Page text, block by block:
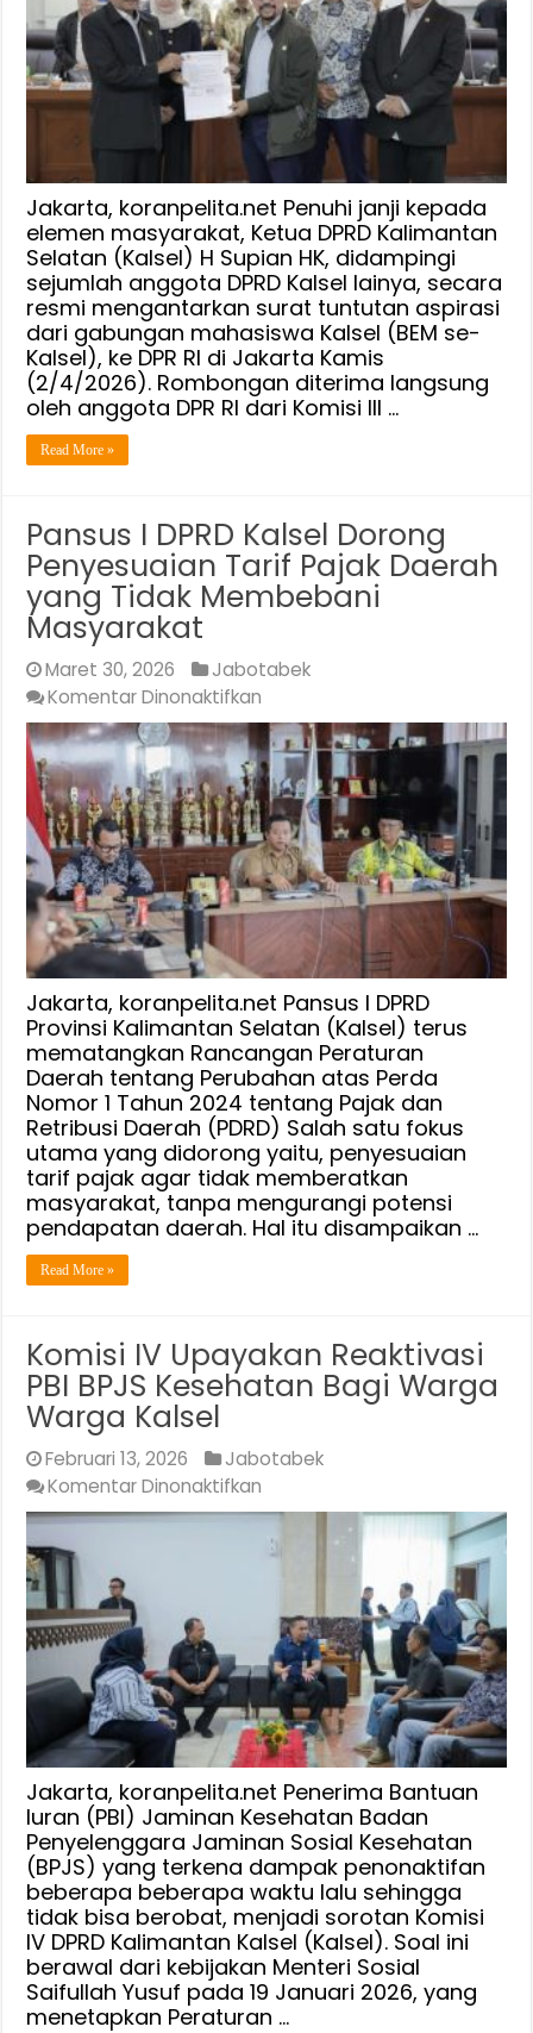
Aspirasi,
DPRD
Kalsel
Gelar
Dialog
Bersama
DPR
RI
Janji
Perjuangkan
Aspirasi
Masyarakat
Jakarta, koranpelita.net Penuhi janji kepada
elemen masyarakat, Ketua DPRD Kalimantan
Selatan (Kalsel) H Supian HK, didampingi
sejumlah anggota DPRD Kalsel lainya, secara
resmi mengantarkan surat tuntutan aspirasi
dari gabungan mahasiswa Kalsel (BEM se-
Kalsel), ke DPR RI di Jakarta Kamis
(2/4/2026). Rombongan diterima langsung
oleh anggota DPR RI dari Komisi III …
Read More »
Pansus I DPRD Kalsel Dorong
Penyesuaian Tarif Pajak Daerah
yang Tidak Membebani
Masyarakat
Maret 30, 2026
Jabotabek
Komentar Dinonaktifkan
Pansus
I
DPRD
Kalsel
Dorong
Penyesuaian
Tarif
Pajak
Daerah
yang
Tidak
Membebani
Masyarakat
Jakarta, koranpelita.net Pansus I DPRD
Provinsi Kalimantan Selatan (Kalsel) terus
mematangkan Rancangan Peraturan
Daerah tentang Perubahan atas Perda
Nomor 1 Tahun 2024 tentang Pajak dan
Retribusi Daerah (PDRD) Salah satu fokus
utama yang didorong yaitu, penyesuaian
tarif pajak agar tidak memberatkan
masyarakat, tanpa mengurangi potensi
pendapatan daerah. Hal itu disampaikan …
Read More »
Komisi IV Upayakan Reaktivasi
PBI BPJS Kesehatan Bagi Warga
Warga Kalsel
Februari 13, 2026
Jabotabek
Komentar Dinonaktifkan
Komisi
IV
PBI
BPJS
Kesehatan
Bagi
Warga
Warga
Kalsel
Jakarta, koranpelita.net Penerima Bantuan
Iuran (PBI) Jaminan Kesehatan Badan
Penyelenggara Jaminan Sosial Kesehatan
(BPJS) yang terkena dampak penonaktifan
beberapa beberapa waktu lalu sehingga
tidak bisa berobat, menjadi sorotan Komisi
IV DPRD Kalimantan Kalsel (Kalsel). Soal ini
berawal dari kebijakan Menteri Sosial
Saifullah Yusuf pada 19 Januari 2026, yang
menetapkan Peraturan …